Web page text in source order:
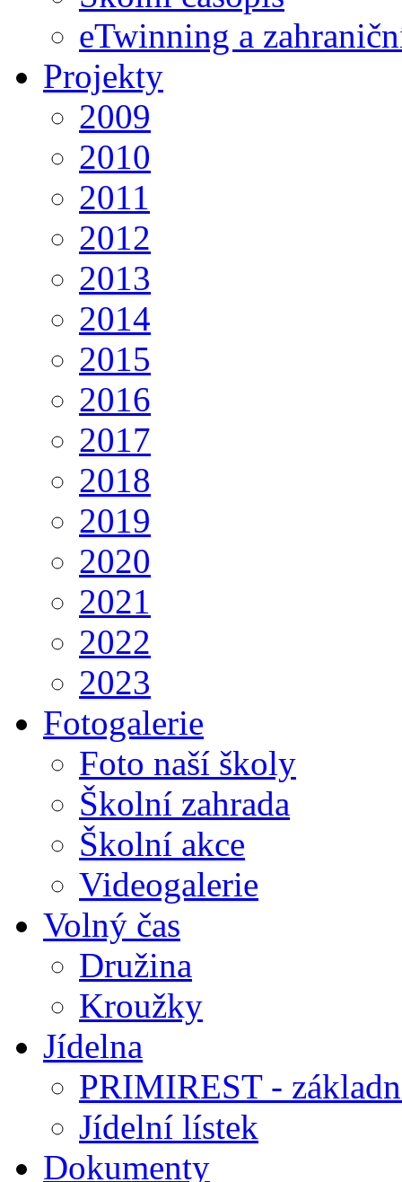
eTwinning a
Projekty
2009
2010
2011
2012
2013
2014
2015
2016
2017
2018
2019
2020
2021
2022
2023
Fotogalerie
Foto naší školy
Školní zahrada
Školní akce
Videogalerie
Volný čas
Družina
Kroužky
Jídelna
PRIMIREST -
Jídelní lístek
Dokumenty